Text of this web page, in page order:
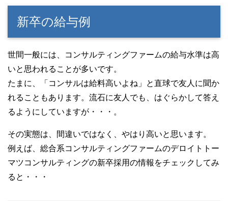
新卒の給与例
世間一般には、コンサルティングファームの給与水準は高
いと思われることが多いです。
たまに、「コンサルは給料高いよね」と直球で友人に聞か
れることもあります。流石に友人でも、はぐらかして答え
るようにしていますが・・・。
その実態は、間違いではなく、やはり高いと思います。
例えば、総合系コンサルティングファームのデロイトトー
マツコンサルティングの新卒採用の情報をチェックしてみ
ると・・・